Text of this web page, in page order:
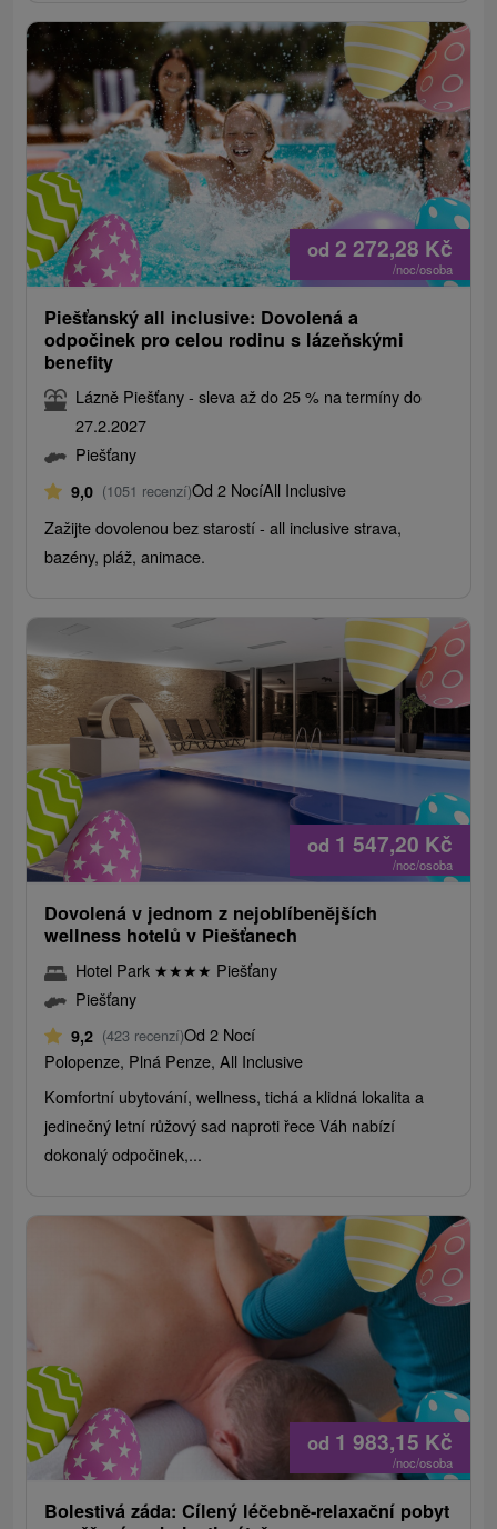
od 2 272,28 Kč
/noc/osoba
Piešťanský all inclusive: Dovolená a
odpočinek pro celou rodinu s lázeňskými
benefity
Lázně Piešťany - sleva až do 25 % na termíny do
27.2.2027
Piešťany
9,0 (1051 recenzí)Od 2 NocíAll Inclusive
Zažijte dovolenou bez starostí - all inclusive strava,
bazény, pláž, animace.
od 1 547,20 Kč
/noc/osoba
Dovolená v jednom z nejoblíbenějších
wellness hotelů v Piešťanech
Hotel Park ★★★★ Piešťany
Piešťany
9,2 (423 recenzí)Od 2 Nocí
Polopenze, Plná Penze, All Inclusive
Komfortní ubytování, wellness, tichá a klidná lokalita a
jedinečný letní růžový sad naproti řece Váh nabízí
dokonalý odpočinek,...
od 1 983,15 Kč
/noc/osoba
Bolestivá záda: Cílený léčebně-relaxační pobyt